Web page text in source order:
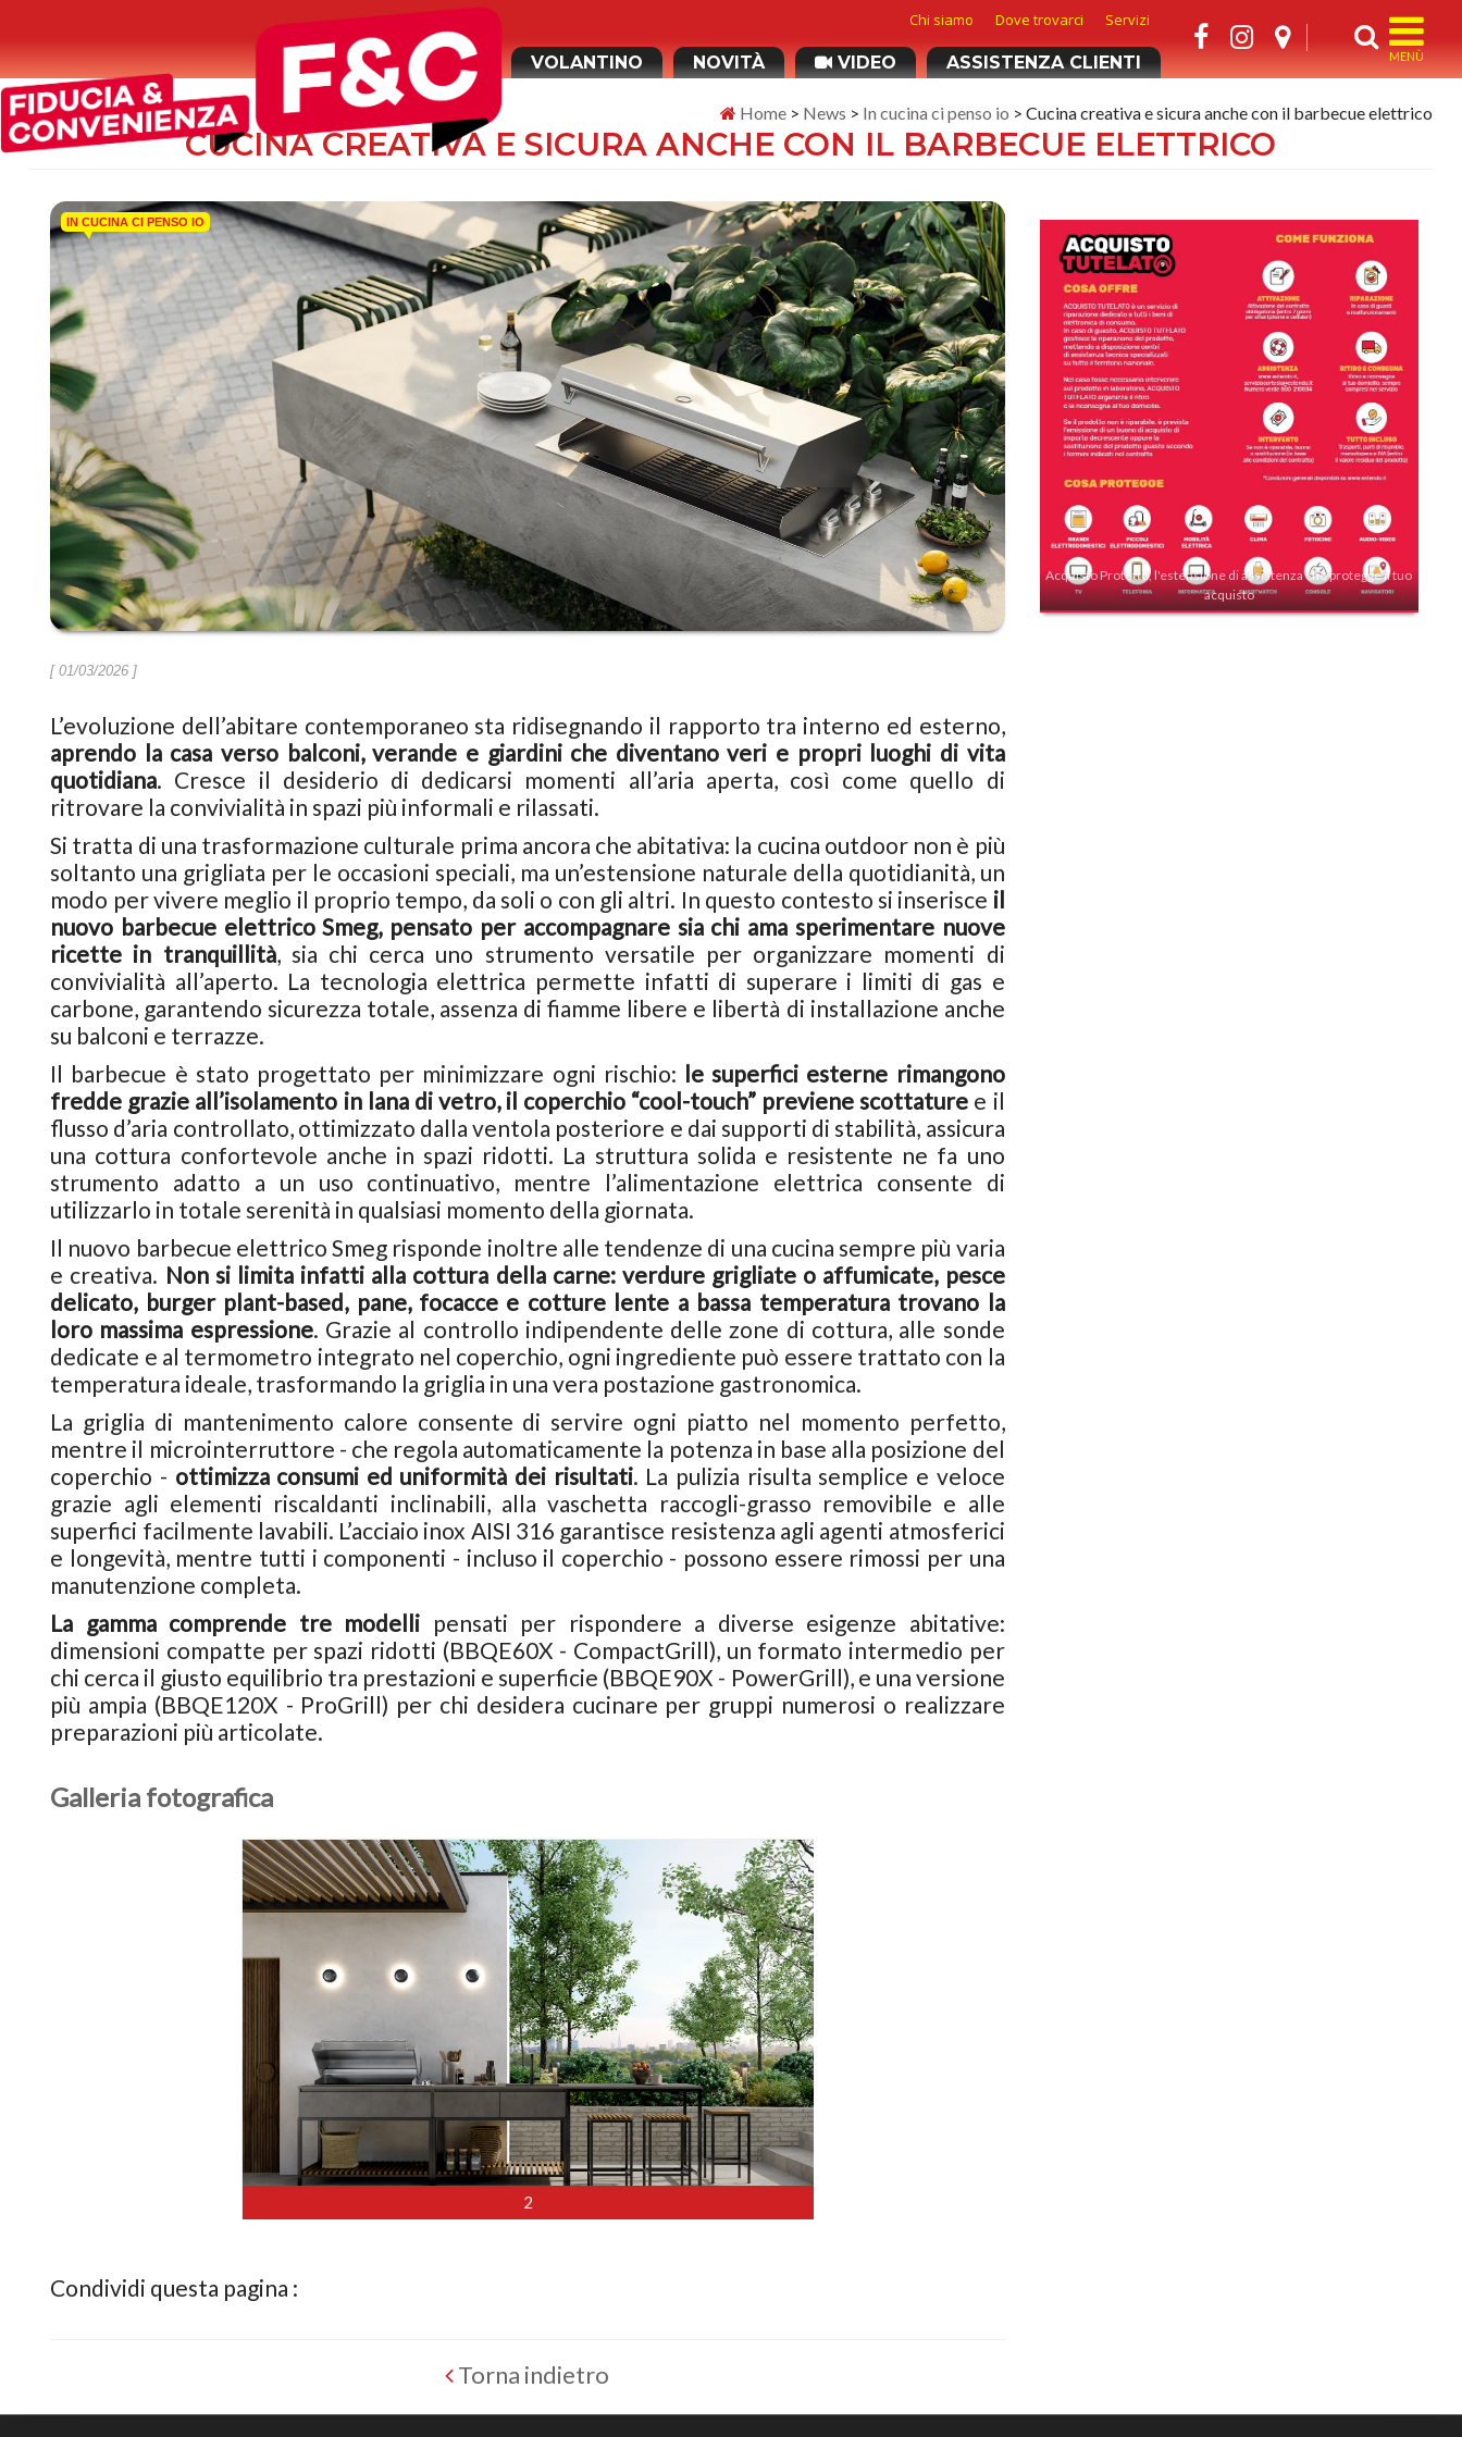
MENÙ
Chi siamo Dove trovarci Servizi
PUNTI VENDITA VOLANTINO NOVITÀ VIDEO ASSISTENZA CLIENTI
Home > News > In cucina ci penso io > Cucina creativa e sicura anche con il barbecue elettrico
CUCINA CREATIVA E SICURA ANCHE CON IL BARBECUE ELETTRICO
IN CUCINA CI PENSO IO
[ 01/03/2026 ]
L’evoluzione dell’abitare contemporaneo sta ridisegnando il rapporto tra interno ed esterno,
aprendo la casa verso balconi, verande e giardini che diventano veri e propri luoghi di vita
quotidiana. Cresce il desiderio di dedicarsi momenti all’aria aperta, così come quello di
ritrovare la convivialità in spazi più informali e rilassati.
Si tratta di una trasformazione culturale prima ancora che abitativa: la cucina outdoor non è più
soltanto una grigliata per le occasioni speciali, ma un’estensione naturale della quotidianità, un
modo per vivere meglio il proprio tempo, da soli o con gli altri. In questo contesto si inserisce il
nuovo barbecue elettrico Smeg, pensato per accompagnare sia chi ama sperimentare nuove
ricette in tranquillità, sia chi cerca uno strumento versatile per organizzare momenti di
convivialità all’aperto. La tecnologia elettrica permette infatti di superare i limiti di gas e
carbone, garantendo sicurezza totale, assenza di fiamme libere e libertà di installazione anche
su balconi e terrazze.
Il barbecue è stato progettato per minimizzare ogni rischio: le superfici esterne rimangono
fredde grazie all’isolamento in lana di vetro, il coperchio “cool-touch” previene scottature e il
flusso d’aria controllato, ottimizzato dalla ventola posteriore e dai supporti di stabilità, assicura
una cottura confortevole anche in spazi ridotti. La struttura solida e resistente ne fa uno
strumento adatto a un uso continuativo, mentre l’alimentazione elettrica consente di
utilizzarlo in totale serenità in qualsiasi momento della giornata.
Il nuovo barbecue elettrico Smeg risponde inoltre alle tendenze di una cucina sempre più varia
e creativa. Non si limita infatti alla cottura della carne: verdure grigliate o affumicate, pesce
delicato, burger plant-based, pane, focacce e cotture lente a bassa temperatura trovano la
loro massima espressione. Grazie al controllo indipendente delle zone di cottura, alle sonde
dedicate e al termometro integrato nel coperchio, ogni ingrediente può essere trattato con la
temperatura ideale, trasformando la griglia in una vera postazione gastronomica.
La griglia di mantenimento calore consente di servire ogni piatto nel momento perfetto,
mentre il microinterruttore - che regola automaticamente la potenza in base alla posizione del
coperchio - ottimizza consumi ed uniformità dei risultati. La pulizia risulta semplice e veloce
grazie agli elementi riscaldanti inclinabili, alla vaschetta raccogli-grasso removibile e alle
superfici facilmente lavabili. L’acciaio inox AISI 316 garantisce resistenza agli agenti atmosferici
e longevità, mentre tutti i componenti - incluso il coperchio - possono essere rimossi per una
manutenzione completa.
La gamma comprende tre modelli pensati per rispondere a diverse esigenze abitative:
dimensioni compatte per spazi ridotti (BBQE60X - CompactGrill), un formato intermedio per
chi cerca il giusto equilibrio tra prestazioni e superficie (BBQE90X - PowerGrill), e una versione
più ampia (BBQE120X - ProGrill) per chi desidera cucinare per gruppi numerosi o realizzare
preparazioni più articolate.
Galleria fotografica
2
Condividi questa pagina :
Torna indietro
Acquisto Protetto, l'estensione di assistenza che protegge il tuo
acquisto